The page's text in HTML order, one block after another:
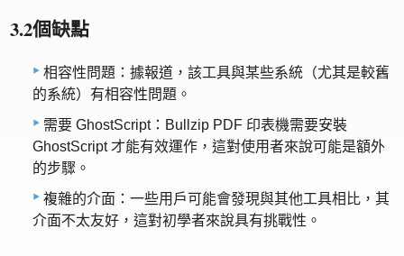
3.2個缺點
相容性問題：據報道，該工具與某些系統（尤其是較舊
的系統）有相容性問題。
需要 GhostScript：Bullzip PDF 印表機需要安裝
GhostScript 才能有效運作，這對使用者來說可能是額外
的步驟。
複雜的介面：一些用戶可能會發現與其他工具相比，其
介面不太友好，這對初學者來說具有挑戰性。